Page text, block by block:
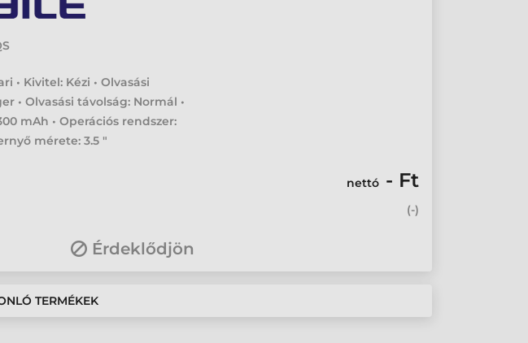
• Kivitel: Kézi • Olvasási
• Olvasási távolság: Normál •
mAh • Operációs rendszer:
mérete: 3.5 "
nettó - Ft
(-)
Érdeklődjön
TERMÉKEK